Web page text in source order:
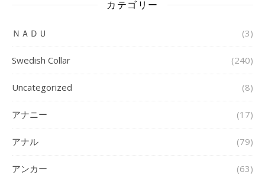
カテゴリー
ＮＡＤＵ (3)
Swedish Collar (240)
Uncategorized (8)
アナニー (17)
アナル (79)
アンカー (63)